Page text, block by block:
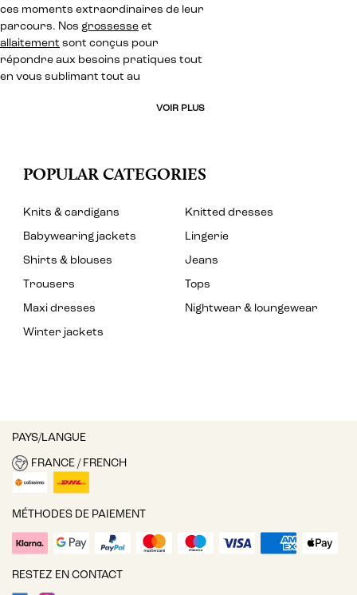
ces moments extraordinaires de leur
parcours. Nos grossesse et
allaitement sont conçus pour
répondre aux besoins pratiques tout
en vous sublimant tout au
VOIR PLUS
POPULAR CATEGORIES
Knits & cardigans
Knitted dresses
Babywearing jackets
Lingerie
Shirts & blouses
Jeans
Trousers
Tops
Maxi dresses
Nightwear & loungewear
Winter jackets
PAYS/LANGUE
FRANCE / FRENCH
MÉTHODES DE PAIEMENT
RESTEZ EN CONTACT